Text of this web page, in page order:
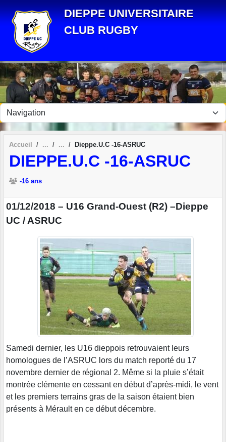
DIEPPE UNIVERSITAIRE
CLUB RUGBY
Accueil Dieppe.U.C -16-ASRUC
DIEPPE.U.C -16-ASRUC
-16 ans
01/12/2018 – U16 Grand-Ouest (R2) –Dieppe
UC / ASRUC
Samedi dernier, les U16 dieppois retrouvaient leurs
homologues de l’ASRUC lors du match reporté du 17
novembre dernier de régional 2. Même si la pluie s’était
montrée clémente en cessant en début d’après-midi, le vent
et les premiers terrains gras de la saison étaient bien
présents à Mérault en ce début décembre.